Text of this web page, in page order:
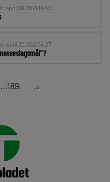
april 30, 2021 14:43
april 30, 2021 14:27
…189 →